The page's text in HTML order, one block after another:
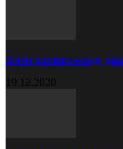
В чём разница между
19.12.2020